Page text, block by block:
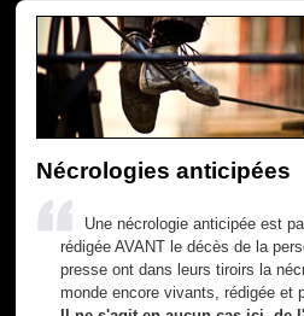
Nécrologies anticipées
Une nécrologie anticipée est
rédigée AVANT le décès de la
presse ont dans leurs tiroirs la
monde encore vivants, rédigée et